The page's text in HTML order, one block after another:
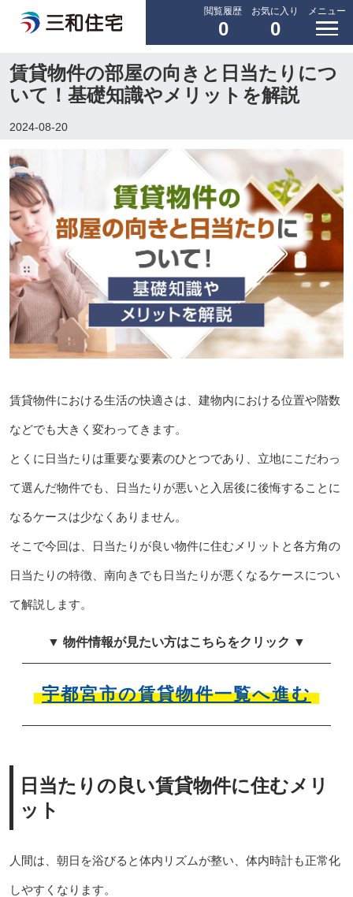
閲覧履歴
0
お気に入り
0
メニュー
賃貸物件の部屋の向きと日当たりにつ
いて！基礎知識やメリットを解説
2024-08-20
賃貸物件における生活の快適さは、建物内における位置や階数
などでも大きく変わってきます。
とくに日当たりは重要な要素のひとつであり、立地にこだわっ
て選んだ物件でも、日当たりが悪いと入居後に後悔することに
なるケースは少なくありません。
そこで今回は、日当たりが良い物件に住むメリットと各方角の
日当たりの特徴、南向きでも日当たりが悪くなるケースについ
て解説します。
▼ 物件情報が見たい方はこちらをクリック ▼
宇都宮市の賃貸物件一覧へ進む
日当たりの良い賃貸物件に住むメリ
ット
人間は、朝日を浴びると体内リズムが整い、体内時計も正常化
しやすくなります。